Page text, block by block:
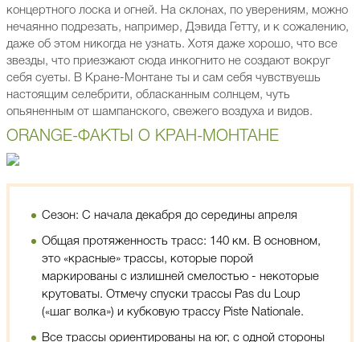
концертного лоска и огней. На склонах, по уверениям, можно
нечаянно подрезать, например, Дэвида Гетту, и к сожалению,
даже об этом никогда не узнать. Хотя даже хорошо, что все
звезды, что приезжают сюда инкогнито не создают вокруг
себя суеты. В Кране-Монтане ты и сам себя чувствуешь
настоящим селебрити, обласканным солнцем, чуть
опьяненным от шампанского, свежего воздуха и видов.
ORANGE-ФАКТЫ О КРАН-МОНТАНЕ
Сезон: С начала декабря до середины апреля
Общая протяженность трасс: 140 км. В основном,
это «красные» трассы, которые порой
маркированы с излишней смелостью - некоторые
крутоваты. Отмечу спуски трассы Pas du Loup
(«шаг волка») и кубковую трассу Piste Nationale.
Все трассы ориентированы на юг, с одной стороны